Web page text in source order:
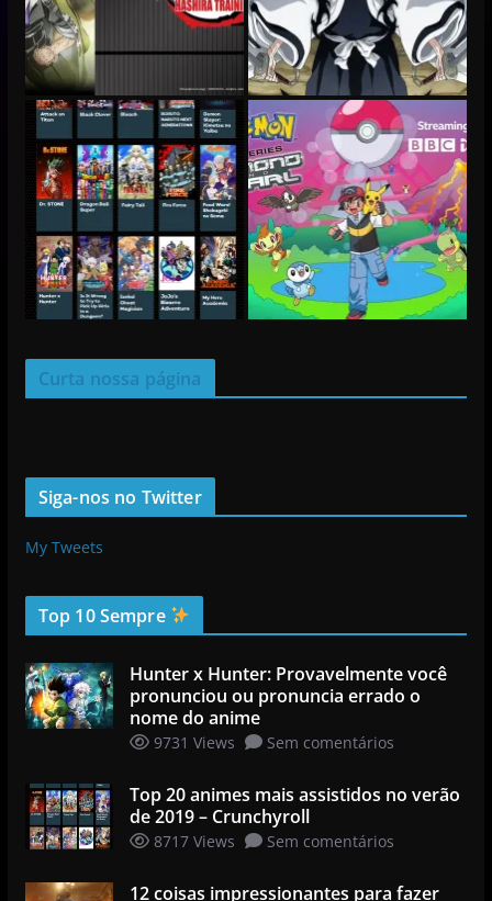
Curta nossa página
Siga-nos no Twitter
My Tweets
Top 10 Sempre
Hunter x Hunter: Provavelmente você
pronunciou ou pronuncia errado o
nome do anime
9731 Views Sem comentários
Top 20 animes mais assistidos no verão
de 2019 – Crunchyroll
8717 Views Sem comentários
12 coisas impressionantes para fazer